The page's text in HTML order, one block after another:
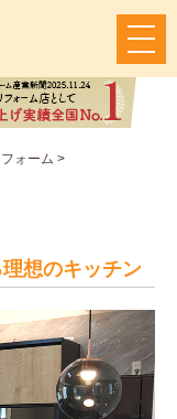
メ
ニ
ォーム >
想のキッチン